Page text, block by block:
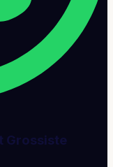
Grossiste